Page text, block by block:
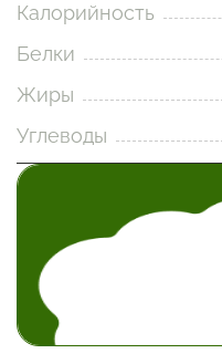
Калорийность
Белки
Жиры
Углеводы